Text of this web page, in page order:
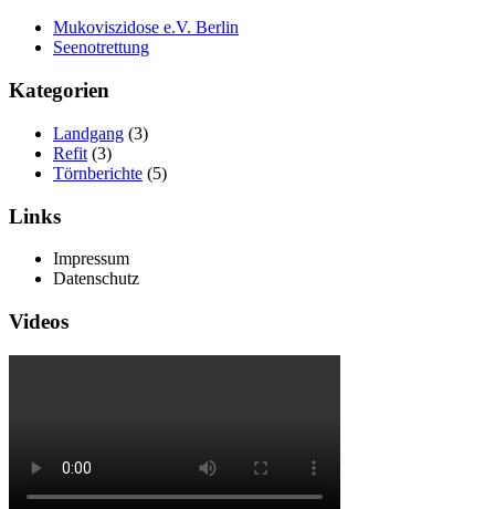
Mukoviszidose e.V. Berlin
Seenotrettung
Kategorien
Landgang (3)
Refit (3)
Törnberichte (5)
Links
Impressum
Datenschutz
Videos